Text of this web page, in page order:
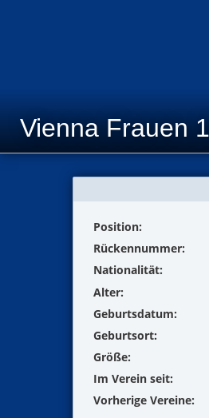
Vienna Frauen
Position:
Rückennummer:
Nationalität:
Alter:
Geburtsdatum:
Geburtsort:
Größe:
Im Verein seit:
Vorherige Vereine: